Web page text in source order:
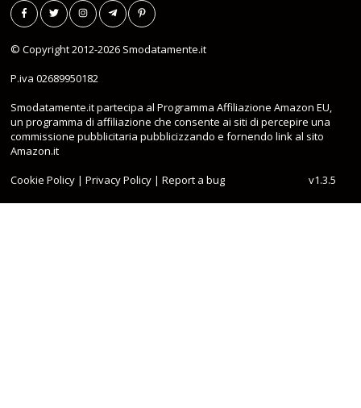
© Copyright 2012-2026 Smodatamente.it
P.iva 02689950182
Smodatamente.it partecipa al Programma Affiliazione Amazon EU,
un programma di affiliazione che consente ai siti di percepire una
commissione pubblicitaria pubblicizzando e fornendo link al sito
Amazon.it
Cookie Policy |Privacy Policy |Report a bug v1.3.5